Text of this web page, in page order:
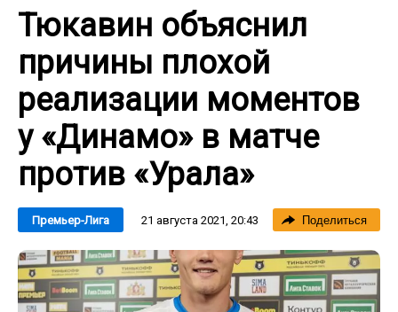
Тюкавин объяснил
причины плохой
реализации моментов
у «Динамо» в матче
против «Урала»
Премьер-Лига 21 августа 2021, 20:43 Поделиться